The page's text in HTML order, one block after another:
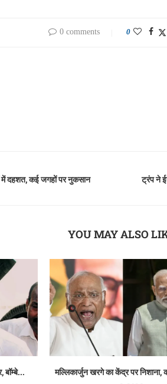
0 comments 0
दहशत, कई जगहों पर नुकसान
ट्रंप ने
YOU MAY ALSO
बॉम्बे... मल्लिकार्जुन खरगे का केंद्र पर निशाना,